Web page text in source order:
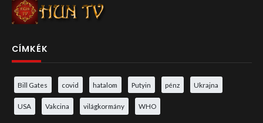
CÍMKÉK
Bill Gates covid hatalom Putyin pénz Ukrajna
USA Vakcina világkormány WHO